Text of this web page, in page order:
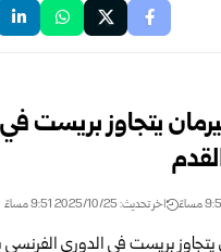
يتجاوز بريست
اخر تحديث: 2025/10/25 9:51 مساءً